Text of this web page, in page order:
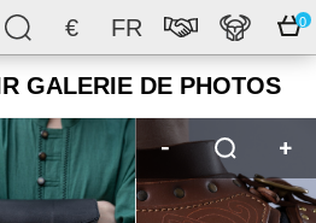
€ FR 0
GALERIE DE PHOTOS